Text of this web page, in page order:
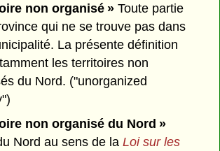
non organisé » Toute partie
qui ne se trouve pas dans
La présente définition
les territoires non
du Nord. ("unorganized
non organisé du Nord »
Nord au sens de laLoi sur les